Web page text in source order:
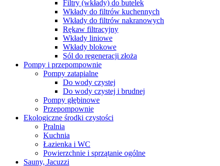
Filtry (wkłady) do butelek
Wkłady do filtrów kuchennych
Wkłady do filtrów nakranowych
Rękaw filtracyjny
Wkłady liniowe
Wkłady blokowe
Sól do regeneracji złoża
Pompy i przepompownie
Pompy zatapialne
Do wody czystej
Do wody czystej i brudnej
Pompy głębinowe
Przepompownie
Ekologiczne środki czystości
Pralnia
Kuchnia
Łazienka i WC
Powierzchnie i sprzątanie ogólne
Sauny, Jacuzzi